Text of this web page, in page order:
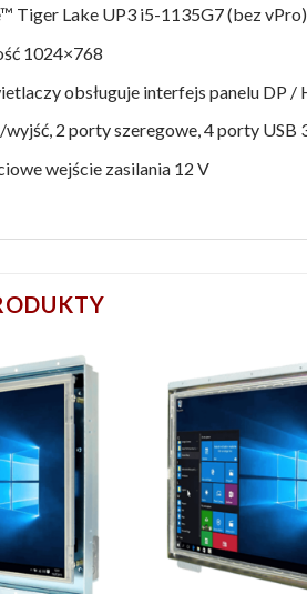
Tiger Lake UP3 i5-1135G7 (bez
1024×768
obsługuje interfejs panelu DP /
2 porty szeregowe, 4 porty USB
wejście zasilania 12 V